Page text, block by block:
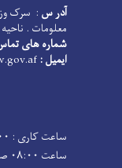
آدر س : سرک
معلومات .
شماره های
ایمیل :
ساعت ۰۸:۰۰ صبح الی ساعت ۰۱:۰۰ ظهر میباشد